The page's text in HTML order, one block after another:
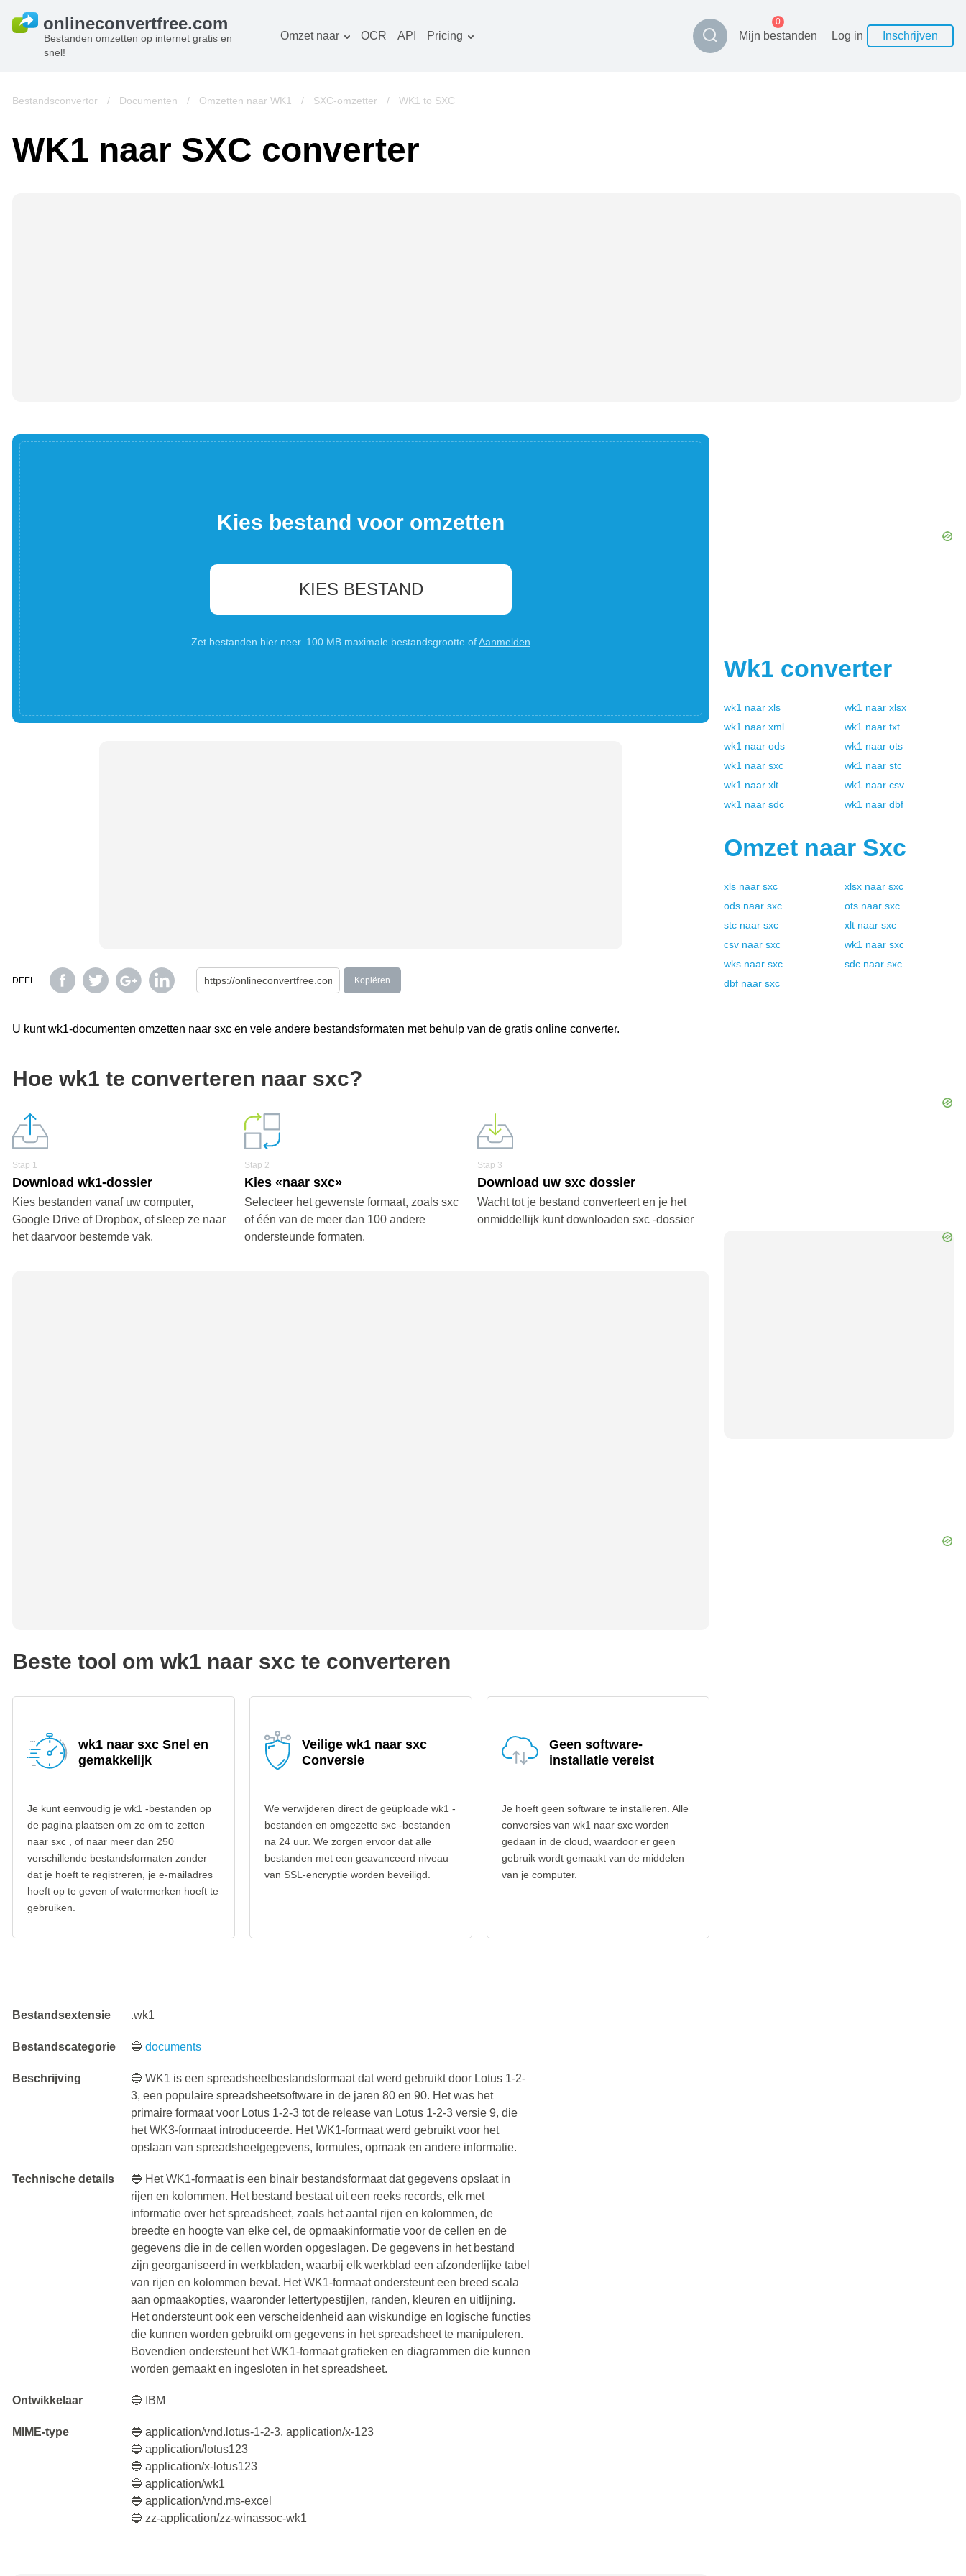
Bestanden omzetten op internet gratis en
snel!
Omzet naar
Beeld converter
Boeken converter
OCR API Pricing Mijn bestanden
0
Log in Inschrijven
Bestandsconvertor / Documenten / Omzetten naar WK1 / SXC-omzetter / WK1 to SXC
WK1 naar SXC converter
Kies bestand voor omzetten
KIES BESTAND
Zet bestanden hier neer. 100 MB maximale bestandsgrootte ofAanmelden
DEEL Kopiëren
U kunt wk1-documenten omzetten naar sxc en vele andere bestandsformaten met behulp van de gratis online converter.
Hoe wk1 te converteren naar sxc?
Stap 1
Download wk1-dossier
Kies bestanden vanaf uw computer,
Google Drive of Dropbox, of sleep ze naar
het daarvoor bestemde vak.
Stap 2
Kies «naar sxc»
Selecteer het gewenste formaat, zoals sxc
of één van de meer dan 100 andere
ondersteunde formaten.
Stap 3
Download uw sxc dossier
Wacht tot je bestand converteert en je het
onmiddellijk kunt downloaden sxc -dossier
Beste tool om wk1 naar sxc te converteren
wk1 naar sxc Snel en
gemakkelijk
Je kunt eenvoudig je wk1 -bestanden op
de pagina plaatsen om ze om te zetten
naar sxc , of naar meer dan 250
verschillende bestandsformaten zonder
dat je hoeft te registreren, je e-mailadres
hoeft op te geven of watermerken hoeft te
gebruiken.
Veilige wk1 naar sxc
Conversie
We verwijderen direct de geüploade wk1 -
bestanden en omgezette sxc -bestanden
na 24 uur. We zorgen ervoor dat alle
bestanden met een geavanceerd niveau
van SSL-encryptie worden beveiligd.
Geen software-
installatie vereist
Je hoeft geen software te installeren. Alle
conversies van wk1 naar sxc worden
gedaan in de cloud, waardoor er geen
gebruik wordt gemaakt van de middelen
van je computer.
Bestandsextensie .wk1
Bestandscategorie 🔵documents
Beschrijving
🔵 WK1 is een spreadsheetbestandsformaat dat werd gebruikt door Lotus 1-2-
3, een populaire spreadsheetsoftware in de jaren 80 en 90. Het was het
primaire formaat voor Lotus 1-2-3 tot de release van Lotus 1-2-3 versie 9, die
het WK3-formaat introduceerde. Het WK1-formaat werd gebruikt voor het
opslaan van spreadsheetgegevens, formules, opmaak en andere informatie.
Technische details
🔵 Het WK1-formaat is een binair bestandsformaat dat gegevens opslaat in
rijen en kolommen. Het bestand bestaat uit een reeks records, elk met
informatie over het spreadsheet, zoals het aantal rijen en kolommen, de
breedte en hoogte van elke cel, de opmaakinformatie voor de cellen en de
gegevens die in de cellen worden opgeslagen. De gegevens in het bestand
zijn georganiseerd in werkbladen, waarbij elk werkblad een afzonderlijke tabel
van rijen en kolommen bevat. Het WK1-formaat ondersteunt een breed scala
aan opmaakopties, waaronder lettertypestijlen, randen, kleuren en uitlijning.
Het ondersteunt ook een verscheidenheid aan wiskundige en logische functies
die kunnen worden gebruikt om gegevens in het spreadsheet te manipuleren.
Bovendien ondersteunt het WK1-formaat grafieken en diagrammen die kunnen
worden gemaakt en ingesloten in het spreadsheet.
Ontwikkelaar 🔵 IBM
MIME-type
🔵 application/vnd.lotus-1-2-3, application/x-123
🔵 application/lotus123
🔵 application/x-lotus123
🔵 application/wk1
🔵 application/vnd.ms-excel
🔵 zz-application/zz-winassoc-wk1
Wk1 converter
wk1 naar xls wk1 naar xlsx
wk1 naar xml wk1 naar txt
wk1 naar ods wk1 naar ots
wk1 naar sxc wk1 naar stc
wk1 naar xlt wk1 naar csv
wk1 naar sdc wk1 naar dbf
Omzet naar Sxc
xls naar sxc xlsx naar sxc
ods naar sxc ots naar sxc
stc naar sxc xlt naar sxc
csv naar sxc wk1 naar sxc
wks naar sxc sdc naar sxc
dbf naar sxc